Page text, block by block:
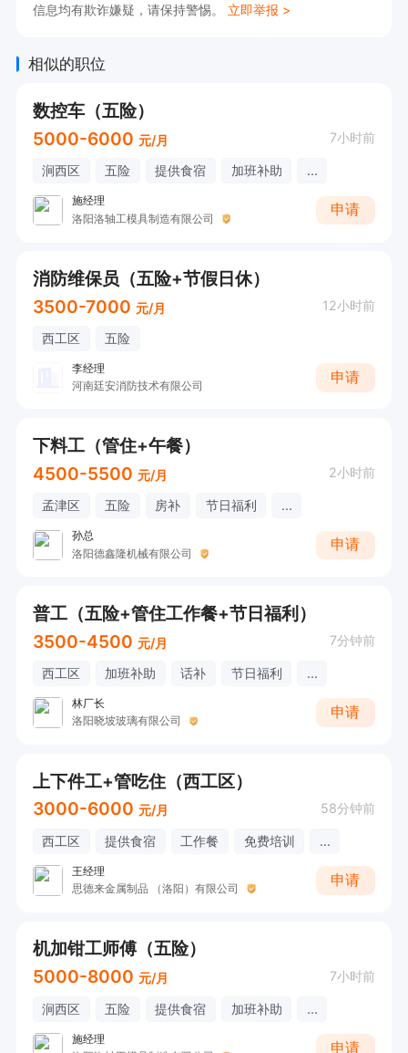
信息均有欺诈嫌疑，请保持警惕。 立即举报 >
相似的职位
数控车（五险）
5000-6000 元/月 7小时前
涧西区 五险 提供食宿 加班补助 ...
施经理
洛阳洛轴工模具制造有限公司
申请
消防维保员（五险+节假日休）
3500-7000 元/月 12小时前
西工区 五险
李经理
河南廷安消防技术有限公司
申请
下料工（管住+午餐）
4500-5500 元/月 2小时前
孟津区 五险 房补 节日福利 ...
孙总
洛阳德鑫隆机械有限公司
申请
普工（五险+管住工作餐+节日福利）
3500-4500 元/月 7分钟前
西工区 加班补助 话补 节日福利 ...
林厂长
洛阳晓坡玻璃有限公司
申请
上下件工+管吃住（西工区）
3000-6000 元/月 58分钟前
西工区 提供食宿 工作餐 免费培训 ...
王经理
思德来金属制品 （洛阳）有限公司
申请
机加钳工师傅（五险）
5000-8000 元/月 7小时前
涧西区 五险 提供食宿 加班补助 ...
施经理
申请